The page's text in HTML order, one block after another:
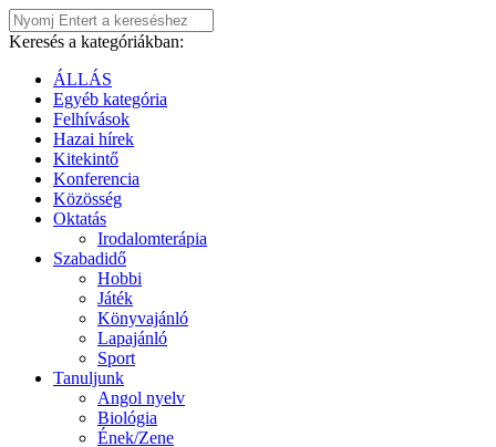
Keresés a kategóriákban:
ÁLLÁS
Egyéb kategória
Felhívások
Hazai hírek
Kitekintő
Konferencia
Közösség
Oktatás
Irodalomterápia
Szabadidő
Hobbi
Játék
Könyvajánló
Lapajánló
Sport
Tanuljunk
Angol nyelv
Biológia
Ének/Zene